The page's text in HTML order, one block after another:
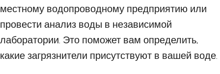
местному водопроводному предприятию или
провести анализ воды в независимой
лаборатории. Это поможет вам определить,
какие загрязнители присутствуют в вашей воде.